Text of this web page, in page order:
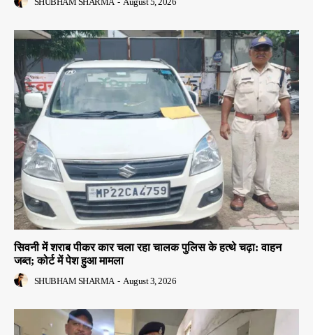
सिवनी में शराब पीकर कार चला रहा चालक पुलिस के हत्थे चढ़ा: वाहन
जब्त; कोर्ट में पेश हुआ मामला
SHUBHAM SHARMA - August 3, 2026